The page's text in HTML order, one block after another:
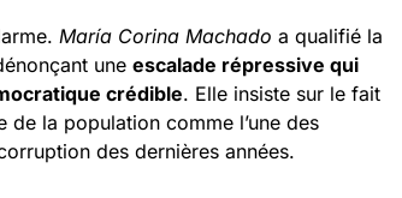
María Corina Machado a qualifié la
une escalade répressive qui
crédible. Elle insiste sur le fait
la population comme l’une des
des dernières années.